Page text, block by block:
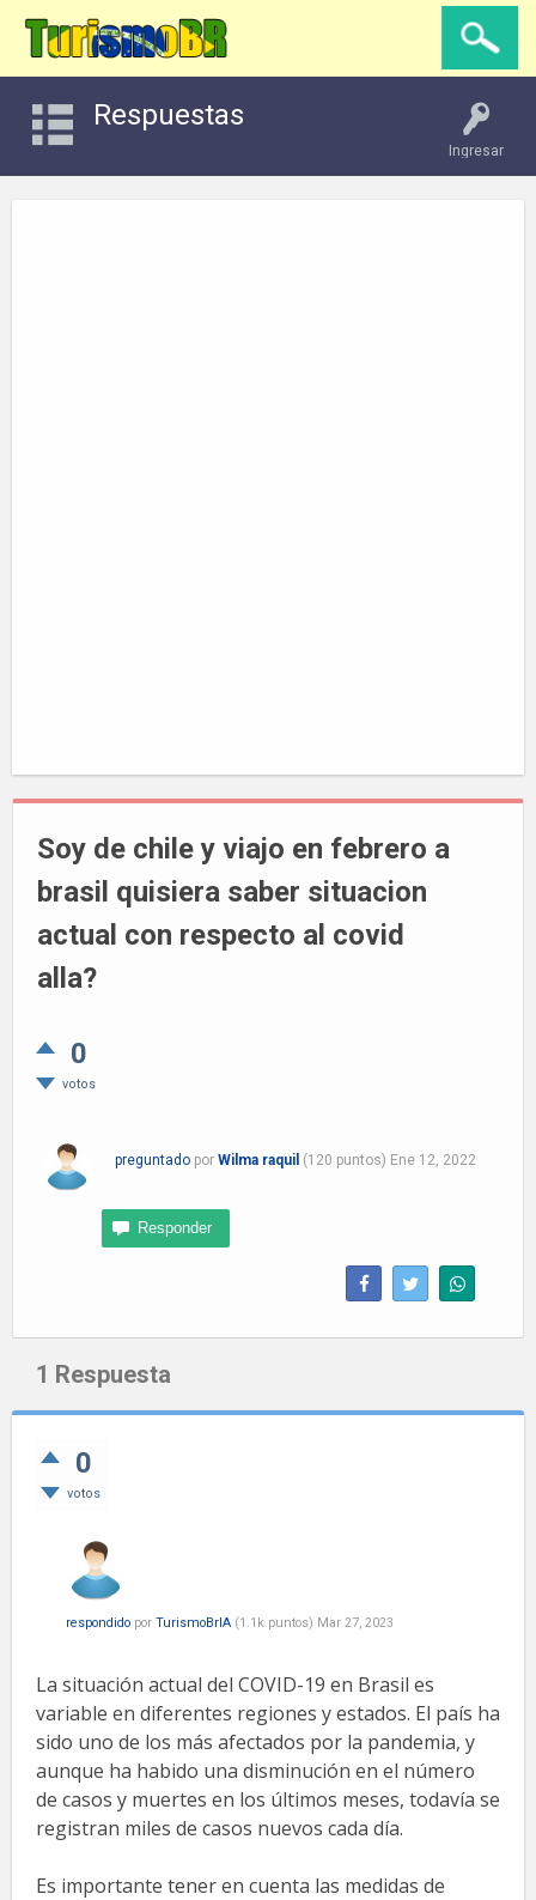
Ingresar
Respuestas
Soy de chile y viajo en febrero a
brasil quisiera saber situacion
actual con respecto al covid
alla?
0
votos
preguntado por Wilma raquil (120 puntos) Ene 12, 2022
1 Respuesta
0
votos
respondido por TurismoBrIA (1.1k puntos) Mar 27, 2023
La situación actual del COVID-19 en Brasil es
variable en diferentes regiones y estados. El país ha
sido uno de los más afectados por la pandemia, y
aunque ha habido una disminución en el número
de casos y muertes en los últimos meses, todavía se
registran miles de casos nuevos cada día.
Es importante tener en cuenta las medidas de